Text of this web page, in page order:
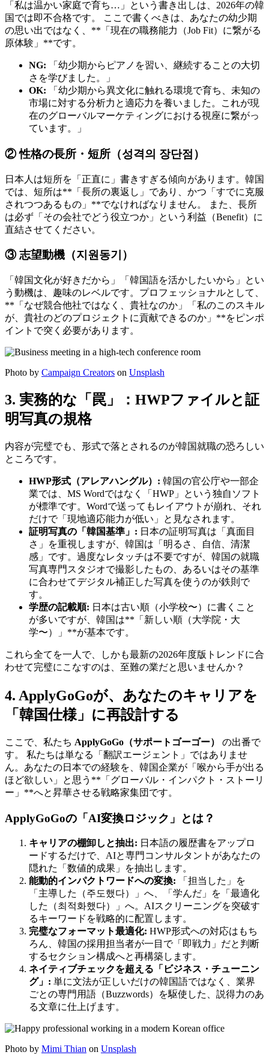
「私は温かい家庭で育ち…」という書き出しは、2026年の韓
国では即不合格です。 ここで書くべきは、あなたの幼少期
の思い出ではなく、**「現在の職務能力（Job Fit）に繋がる
原体験」**です。
NG: 「幼少期からピアノを習い、継続することの大切
さを学びました。」
OK: 「幼少期から異文化に触れる環境で育ち、未知の
市場に対する分析力と適応力を養いました。これが現
在のグローバルマーケティングにおける視座に繋がっ
ています。」
② 性格の長所・短所（성격의 장단점）
日本人は短所を「正直に」書きすぎる傾向があります。韓国
では、短所は**「長所の裏返し」であり、かつ「すでに克服
されつつあるもの」**でなければなりません。 また、長所
は必ず「その会社でどう役立つか」という利益（Benefit）に
直結させてください。
③ 志望動機（지원동기）
「韓国文化が好きだから」「韓国語を活かしたいから」とい
う動機は、趣味のレベルです。プロフェッショナルとして、
**「なぜ競合他社ではなく、貴社なのか」「私のこのスキル
が、貴社のどのプロジェクトに貢献できるのか」**をピンポ
イントで突く必要があります。
Photo by Campaign Creators on Unsplash
3. 実務的な「罠」：HWPファイルと証
明写真の規格
内容が完璧でも、形式で落とされるのが韓国就職の恐ろしい
ところです。
HWP形式（アレアハングル）: 韓国の官公庁や一部企
業では、MS Wordではなく「HWP」という独自ソフト
が標準です。Wordで送ってもレイアウトが崩れ、それ
だけで「現地適応能力が低い」と見なされます。
証明写真の「韓国基準」: 日本の証明写真は「真面目
さ」を重視しますが、韓国は「明るさ、自信、清潔
感」です。過度なレタッチは不要ですが、韓国の就職
写真専門スタジオで撮影したもの、あるいはその基準
に合わせてデジタル補正した写真を使うのが鉄則で
す。
学歴の記載順: 日本は古い順（小学校〜）に書くこと
が多いですが、韓国は**「新しい順（大学院・大
学〜）」**が基本です。
これら全てを一人で、しかも最新の2026年度版トレンドに合
わせて完璧にこなすのは、至難の業だと思いませんか？
4. ApplyGoGoが、あなたのキャリアを
「韓国仕様」に再設計する
ここで、私たち ​ ApplyGoGo（サポートゴーゴー）
の出番で
す。 私たちは単なる「翻訳エージェント」ではありませ
ん。あなたの日本での経験を、韓国企業が「喉から手が出る
ほど欲しい」と思う**「グローバル・インパクト・ストーリ
ー」**へと昇華させる戦略家集団です。
ApplyGoGoの「AI変換ロジック」とは？
キャリアの棚卸しと抽出: 日本語の履歴書をアップロ
ードするだけで、AIと専門コンサルタントがあなたの
隠れた「数値的成果」を抽出します。
能動的インパクトワードへの変換: 「担当した」を
「主導した（주도했다）」へ、「学んだ」を「最適化
した（최적화했다）」へ。AIスクリーニングを突破す
るキーワードを戦略的に配置します。
完璧なフォーマット最適化: HWP形式への対応はもち
ろん、韓国の採用担当者が一目で「即戦力」だと判断
するセクション構成へと再構築します。
ネイティブチェックを超える「ビジネス・チューニン
グ」: 単に文法が正しいだけの韓国語ではなく、業界
ごとの専門用語（Buzzwords）を駆使した、説得力のあ
る文章に仕上げます。
Photo by Mimi Thian on Unsplash